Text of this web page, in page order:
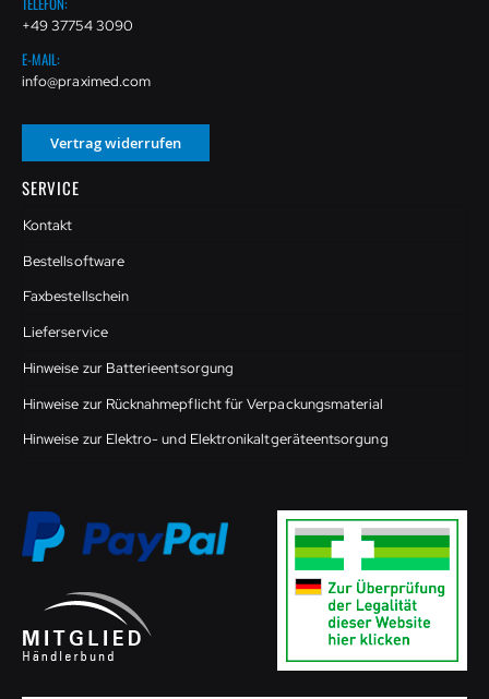
+49 37754 3090
E-MAIL:
info@praximed.com
Vertrag widerrufen
SERVICE
Kontakt
Bestellsoftware
Faxbestellschein
Lieferservice
Hinweise zur Batterieentsorgung
Hinweise zur Rücknahmepflicht für Verpackungsmaterial
Hinweise zur Elektro- und Elektronikaltgeräteentsorgung